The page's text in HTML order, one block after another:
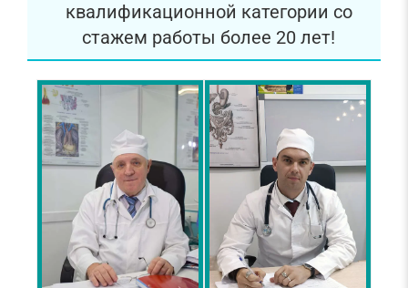
квалификационной категории со
стажем работы более 20 лет!